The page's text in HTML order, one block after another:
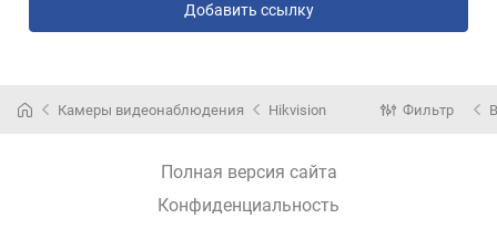
Добавить ссылку
Камеры видеонаблюдения Hikvision Фильтр
Полная версия сайта
Конфиденциальность